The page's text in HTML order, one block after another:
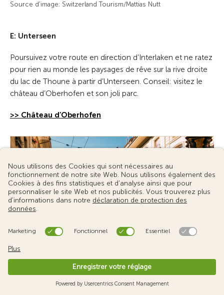
Source d'image: Switzerland Tourism/Mattias Nutt
E: Unterseen
Poursuivez votre route en direction d’Interlaken et ne ratez
pour rien au monde les paysages de rêve sur la rive droite
du lac de Thoune à partir d’Unterseen. Conseil: visitez le
château d’Oberhofen et son joli parc.
>> Château d’Oberhofen
Source d'image: Switzerland Tourism/Markus Buehler